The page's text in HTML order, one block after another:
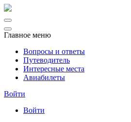
Главное меню
Вопросы и ответы
Путеводитель
Интересные места
Авиабилеты
Войти
Войти